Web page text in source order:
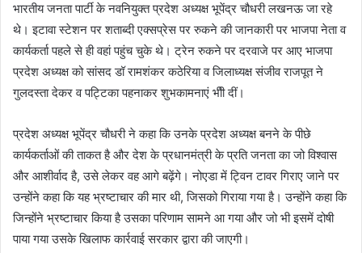
भारतीय जनता पार्टी के नवनियुक्त प्रदेश अध्यक्ष भूपेंद्र चौधरी लखनऊ जा रहे
थे। इटावा स्टेशन पर शताब्दी एक्सप्रेस पर रुकने की जानकारी पर भाजपा नेता व
कार्यकर्ता पहले से ही वहां पहुंच चुके थे। ट्रेन रुकने पर दरवाजे पर आए भाजपा
प्रदेश अध्यक्ष को सांसद डॉ रामशंकर कठेरिया व जिलाध्यक्ष संजीव राजपूत ने
गुलदस्ता देकर व पट्टिका पहनाकर शुभकामनाएं भीी दीं।
प्रदेश अध्यक्ष भूपेंद्र चौधरी ने कहा कि उनके प्रदेश अध्यक्ष बनने के पीछे
कार्यकर्ताओं की ताकत है और देश के प्रधानमंत्री के प्रति जनता का जो विश्वास
और आशीर्वाद है, उसे लेकर वह आगे बढ़ेंगे। नोएडा में ट्विन टावर गिराए जाने पर
उन्होंने कहा कि यह भ्रष्टाचार की मार थी, जिसको गिराया गया है। उन्होंने कहा कि
जिन्होंने भ्रष्टाचार किया है उसका परिणाम सामने आ गया और जो भी इसमें दोषी
पाया गया उसके खिलाफ कार्रवाई सरकार द्वारा की जाएगी।